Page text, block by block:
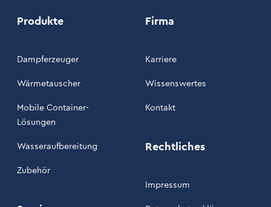
Produkte
Dampferzeuger
Wärmetauscher
Mobile Container-
Lösungen
Wasseraufbereitung
Zubehör
Firma
Karriere
Wissenswertes
Kontakt
Rechtliches
Impressum